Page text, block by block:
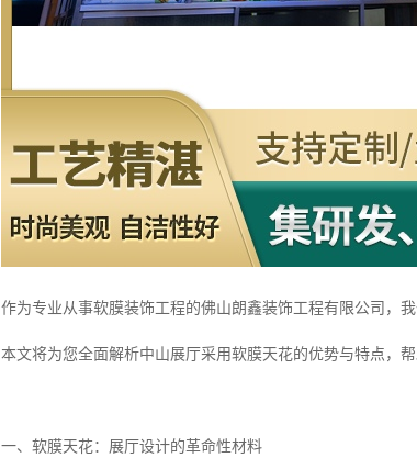
作为专业从事软膜装饰工程的佛山朗鑫装饰工程有限公司，
本文将为您全面解析中山展厅采用软膜天花的优势与特点，
一、软膜天花：展厅设计的革命性材料